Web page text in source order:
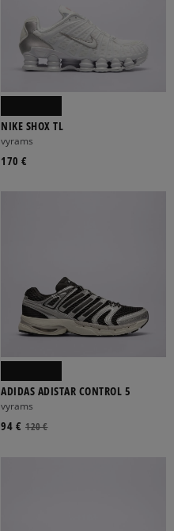
NIKE SHOX TL
vyrams
170 €
ADIDAS ADISTAR CONTROL 5
vyrams
120 €
94 €